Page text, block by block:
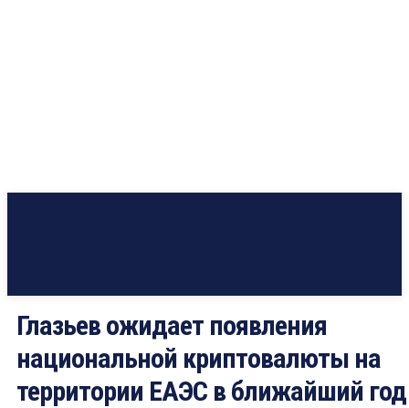
Глазьев ожидает появления
национальной криптовалюты на
территории ЕАЭС в ближайший год